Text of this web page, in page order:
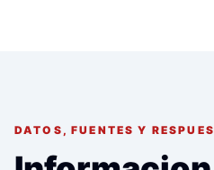
DATOS, FUENTES Y